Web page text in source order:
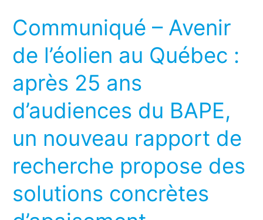
Communiqué – Avenir
de l’éolien au Québec :
après 25 ans
d’audiences du BAPE,
un nouveau rapport de
recherche propose des
solutions concrètes
Avenir
l’éolien
Québec
:
25
d’audiences
du